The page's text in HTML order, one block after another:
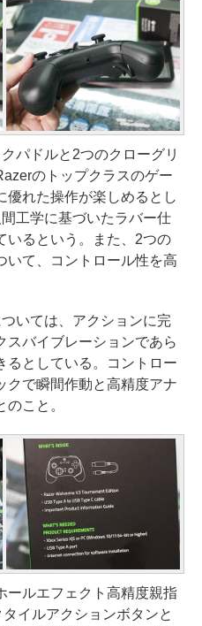
パドルと2つのクローグリ
のトップクラスのゲー
優れた操作が楽しめるとし
工学に基づいたラバー仕
いるという。また、2つの
いて、コントロール性を高
いては、アクションに完
スバイブレーションであら
るとしている。コントロー
クで瞬間作動と高精度アナ
こと。
ルエフェクト高精度親指
イルアクションボタンと